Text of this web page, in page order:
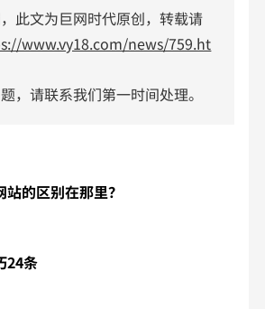
此文为巨网时代原创，转载请
www.vy18.com/news/759.ht
，请联系我们第一时间处理。
的区别在那里？
24条